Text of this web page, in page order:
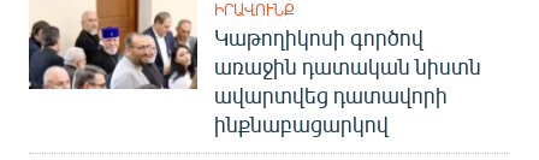
ԻՐԱՎՈՒՆՔ
Կաթողիկոսի գործով
առաջին դատական նիստն
ավարտվեց դատավորի
ինքնաբացարկով